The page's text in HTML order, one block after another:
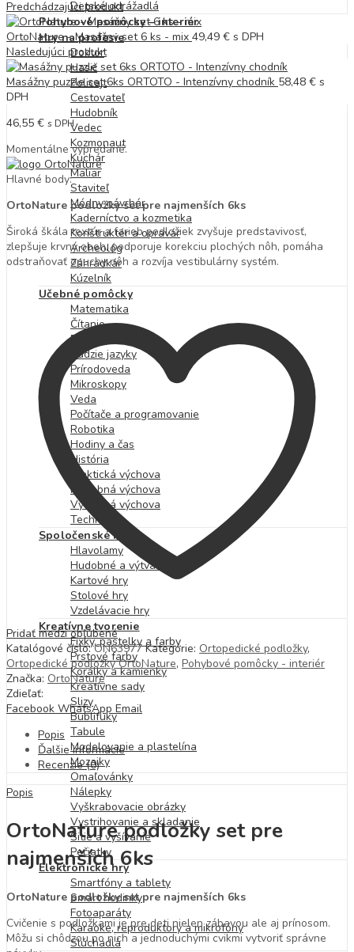
Detské odrážadlá
Pohybové pomôcky – interiér
Hry na profesie
Doktor
Hasič
Policajt
Cestovateľ
Hudobník
Vedec
Kozmonaut
Kuchár
Maliar
Staviteľ
Módny návrhár
Kaderníctvo a kozmetika
Konštruktér a opravár
Archeológ
Záhradkár
Kúzelník
Učebné pomôcky
Matematika
Čítanie
Písanie
Cudzie jazyky
Prírodoveda
Mikroskopy
Veda
Počítače a programovanie
Robotika
Hodiny a čas
História
Praktická výchova
Hudobná výchova
Výtvarná výchova
Technika
Spoločenské hry
Hlavolamy
Hudobné a výtvarné hry
Kartové hry
Stolové hry
Vzdelávacie hry
Kreatívne tvorenie
Fixky, pastelky a farby
Prstové farby
Korálky a kamienky
Kreatívne sady
Slizy
Bublifuky
Tabule
Modelovanie a plastelína
Mozaiky
Omaľovánky
Nálepky
Vyškrabovacie obrázky
Vystrihovanie a skladanie
Šitie a vyšívanie
Pečiatky
Elektronické hry
Smartfóny a tablety
Smart hodinky
Fotoaparáty
Karaoke, reproduktory a mikrofóny
Slúchadlá
Predchádzajúci produkt
OrtoNature - Masážny set 6 ks - mix 49,49 € s DPH
Nasledujúci produkt
Masážny puzzle set 6ks ORTOTO - Intenzívny chodník 58,48 € s
DPH
46,55 € s DPH
Momentálne vypredané.
Hlavné body:
OrtoNature podložky set pre najmenších 6ks
Široká škála textúr a farieb podložiek zvyšuje predstavivosť,
zlepšuje krvný obeh, podporuje korekciu plochých nôh, pomáha
odstraňovať opuchy nôh a rozvíja vestibulárny systém.
Pridať medzi obľúbené
Katalógové číslo:ON63977 Kategórie: Ortopedické podložky,
Ortopedické podložky OrtoNature, Pohybové pomôcky - interiér
Značka: OrtoNature
Zdieľať:
Facebook WhatsApp Email
Popis
Ďalšie informácie
Recenzie (0)
Popis
OrtoNature podložky set pre
najmenších 6ks
OrtoNature podložky set pre najmenších 6ks
Cvičenie s podložkami je pre deti nielen zábavou ale aj prínosom.
Môžu si chôdzou po nich a jednoduchými cvikmi vytvoriť správne